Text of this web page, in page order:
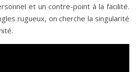
et un contre-point à la facilité.
rugueux, on cherche la singularité